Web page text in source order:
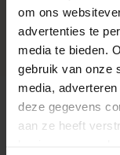
om ons
advertenties te
media te bieden.
gebruik van onze
media,
deze gegevens
aan ze heeft